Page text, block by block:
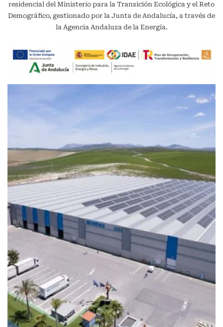
residencial del Ministerio para la Transición Ecológica y el Reto
Demográfico, gestionado por la Junta de Andalucía, a través de
la Agencia Andaluza de la Energía.